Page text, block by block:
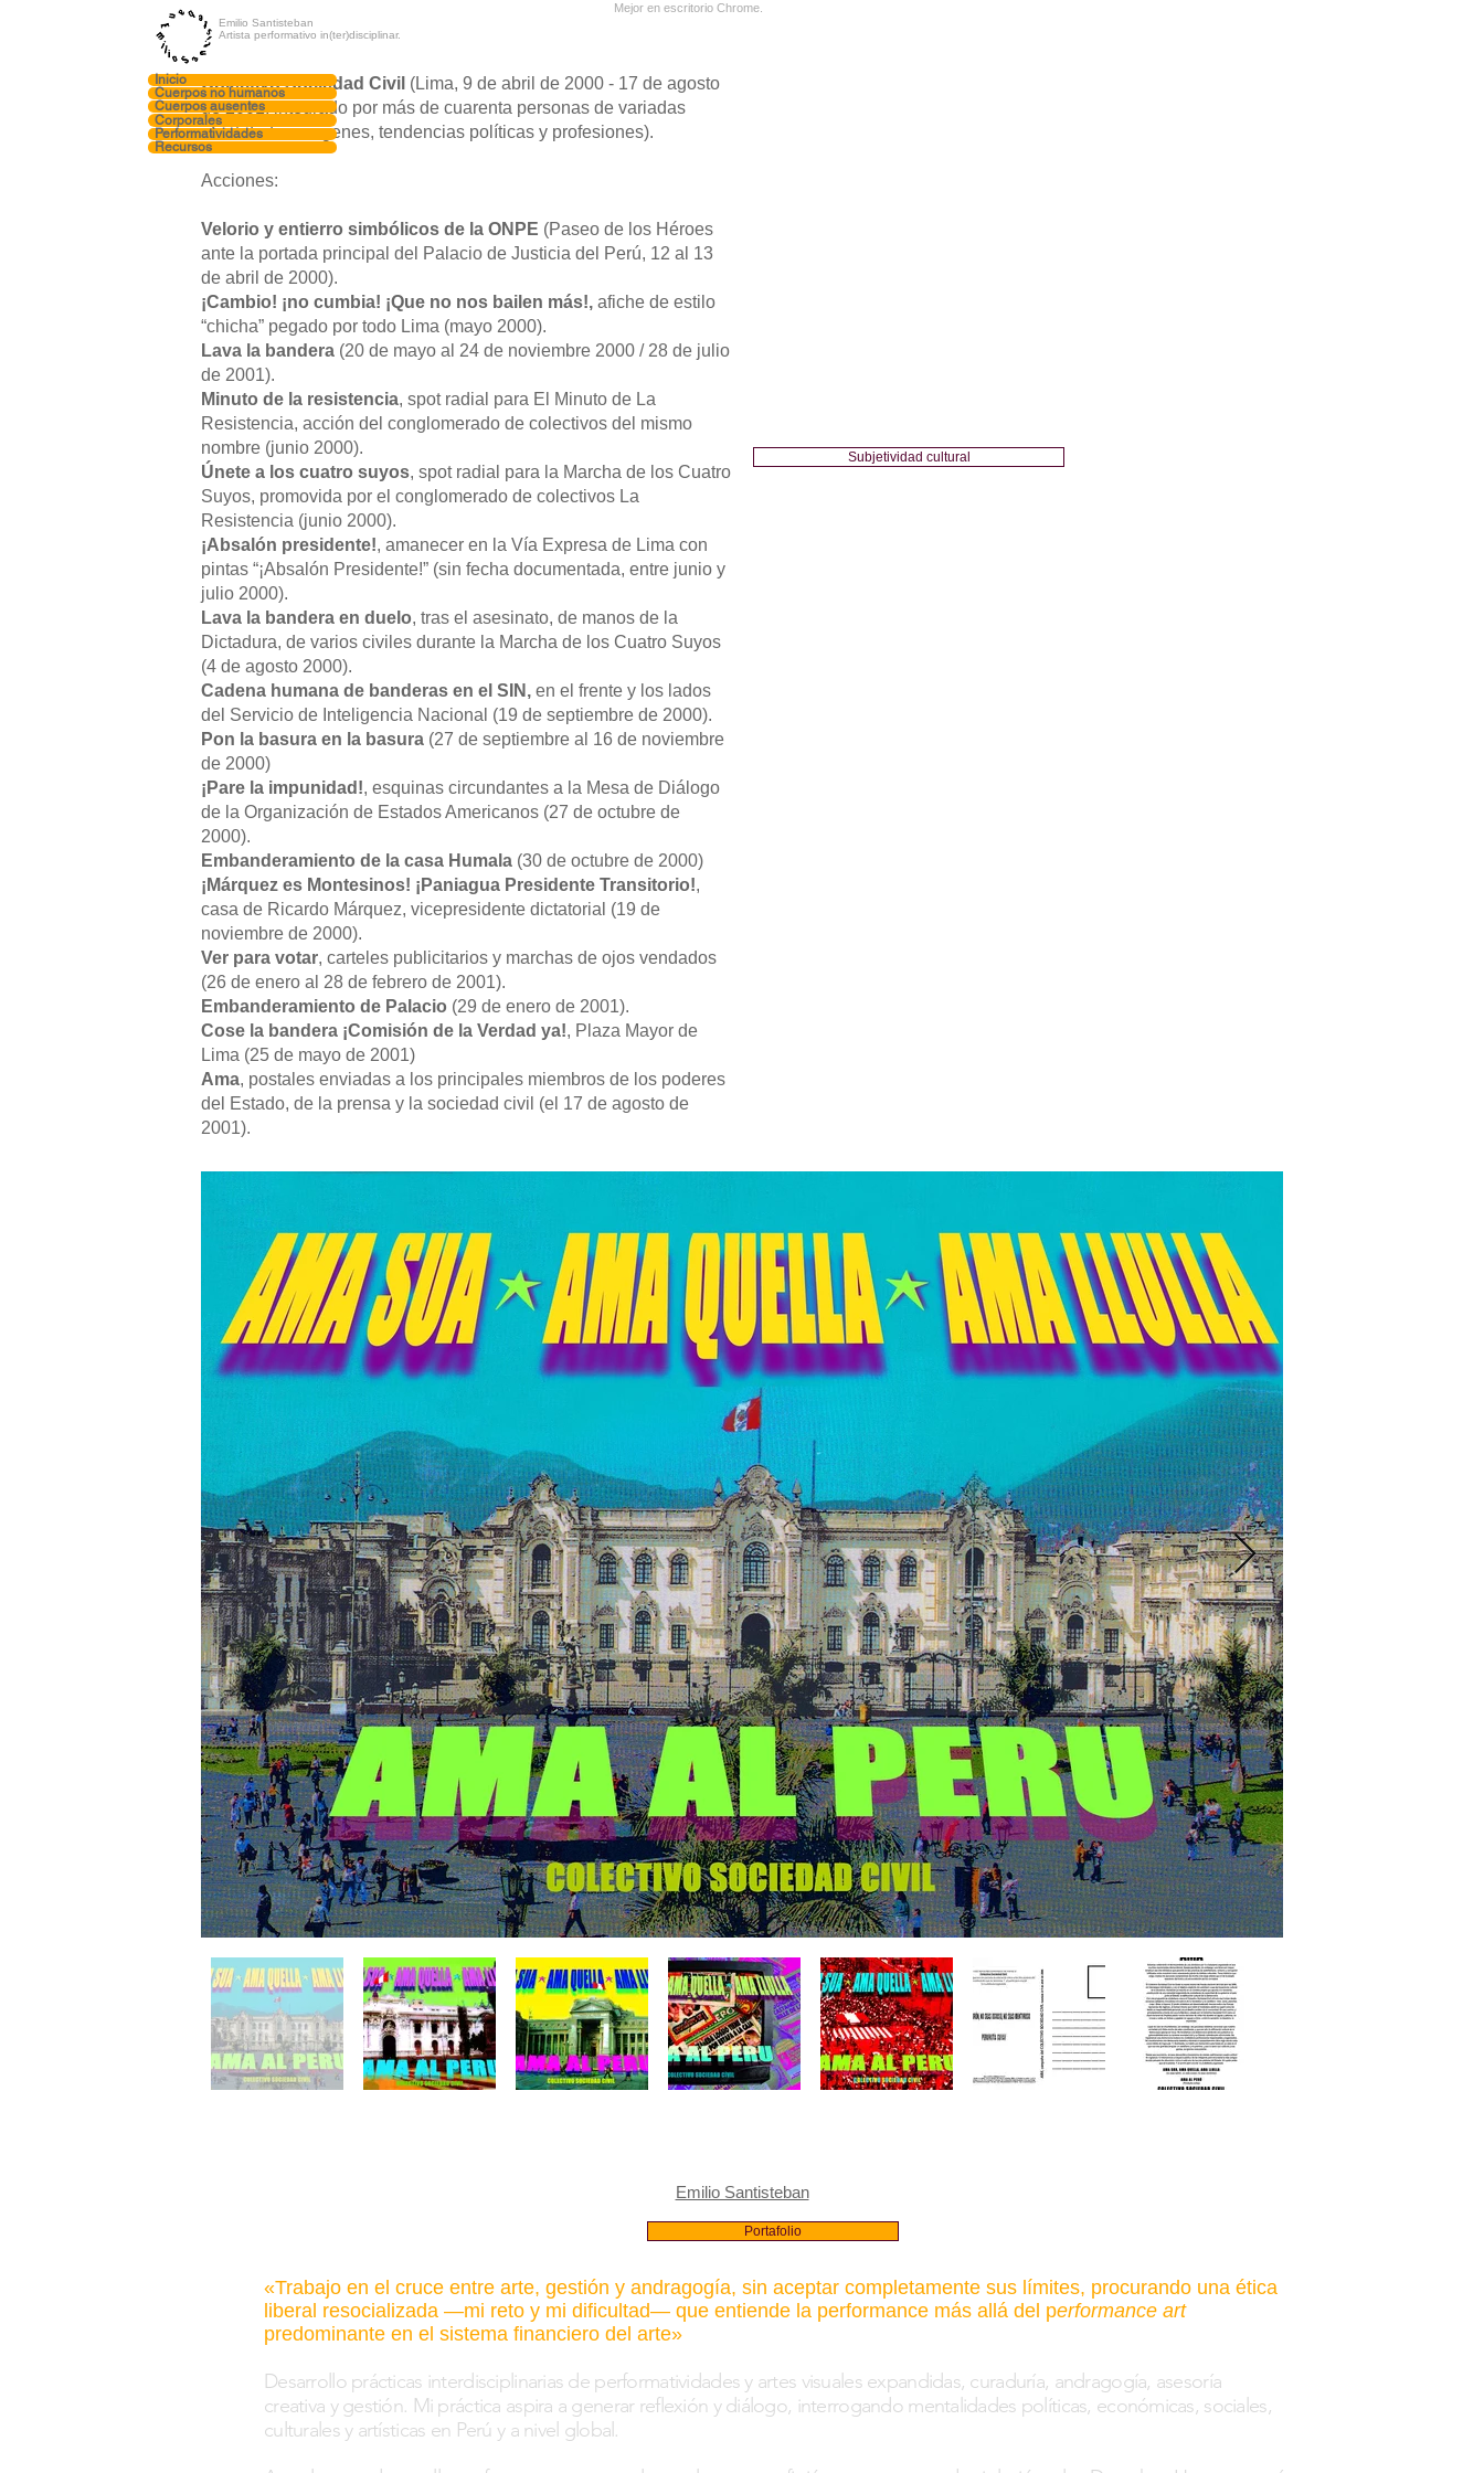
Emilio Santisteban
Artista performativo in(ter)disciplinar.
Mejor en escritorio Chrome.
Colectivo Sociedad Civil (Lima, 9 de abril de 2000 - 17 de agosto
de 2001, integrado por más de cuarenta personas de variadas
identidades, orígenes, tendencias políticas y profesiones).
Acciones:
Velorio y entierro simbólicos de la ONPE (Paseo de los Héroes
ante la portada principal del Palacio de Justicia del Perú, 12 al 13
de abril de 2000).
¡Cambio! ¡no cumbia! ¡Que no nos bailen más!, afiche de estilo
“chicha” pegado por todo Lima (mayo 2000).
Lava la bandera (20 de mayo al 24 de noviembre 2000 / 28 de julio
de 2001).
Minuto de la resistencia, spot radial para El Minuto de La
Resistencia, acción del conglomerado de colectivos del mismo
nombre (junio 2000).
Únete a los cuatro suyos, spot radial para la Marcha de los Cuatro
Suyos, promovida por el conglomerado de colectivos La
Resistencia (junio 2000).
¡Absalón presidente!, amanecer en la Vía Expresa de Lima con
pintas “¡Absalón Presidente!” (sin fecha documentada, entre junio y
julio 2000).
Lava la bandera en duelo, tras el asesinato, de manos de la
Dictadura, de varios civiles durante la Marcha de los Cuatro Suyos
(4 de agosto 2000).
Cadena humana de banderas en el SIN, en el frente y los lados
del Servicio de Inteligencia Nacional (19 de septiembre de 2000).
Pon la basura en la basura (27 de septiembre al 16 de noviembre
de 2000)
¡Pare la impunidad!, esquinas circundantes a la Mesa de Diálogo
de la Organización de Estados Americanos (27 de octubre de
2000).
Embanderamiento de la casa Humala (30 de octubre de 2000)
¡Márquez es Montesinos! ¡Paniagua Presidente Transitorio!,
casa de Ricardo Márquez, vicepresidente dictatorial (19 de
noviembre de 2000).
Ver para votar, carteles publicitarios y marchas de ojos vendados
(26 de enero al 28 de febrero de 2001).
Embanderamiento de Palacio (29 de enero de 2001).
Cose la bandera ¡Comisión de la Verdad ya!, Plaza Mayor de
Lima (25 de mayo de 2001)
Ama, postales enviadas a los principales miembros de los poderes
del Estado, de la prensa y la sociedad civil (el 17 de agosto de
2001).
Subjetividad cultural
Emilio Santisteban
Inicio
Cuerpos no humanos
Cuerpos ausentes
Corporales
Performatividades
Recursos
Portafolio
«Trabajo en el cruce entre arte, gestión y andragogía, sin aceptar completamente sus límites, procurando una ética
liberal resocializada —mi reto y mi dificultad— que entiende la performance más allá del performance art
predominante en el sistema financiero del arte»
Desarrollo prácticas interdisciplinarias de performatividades y artes visuales expandidas, curaduría, andragogía, asesoría
creativa y gestión. Mi práctica aspira a generar reflexión y diálogo, interrogando mentalidades políticas, económicas, sociales,
culturales y artísticas en Perú y a nivel global.